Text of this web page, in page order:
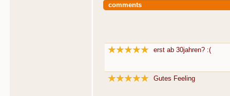
comments
erst ab 30jahren? :(
Gutes Feeling